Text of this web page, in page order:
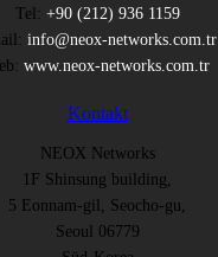
Tel: +90 (212) 936 1159
info@neox-networks.com.tr
www.neox-networks.com.tr
Kontakt
NEOX Networks
1F Shinsung building,
5 Eonnam-gil, Seocho-gu,
Seoul 06779